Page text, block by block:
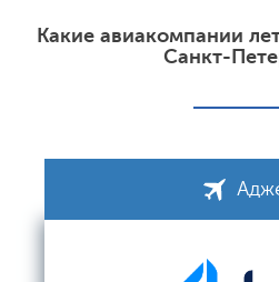
Какие авиакомпании
Санкт-